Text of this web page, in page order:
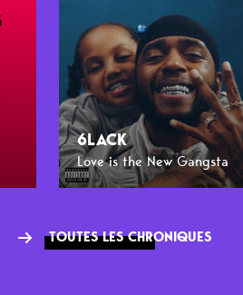
6LACK
Love is the New Gangsta
TOUTES LES CHRONIQUES